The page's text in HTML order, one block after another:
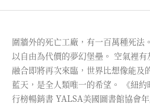
圍牆外的死亡工廠，有一百萬種死法
以自由為代價的夢幻堡壘。 空氣裡
融合即將再次來臨，世界比想像能及
藍天，是全人類唯一的希望。 《紐
行榜暢銷書 YALSA美國圖書館協會